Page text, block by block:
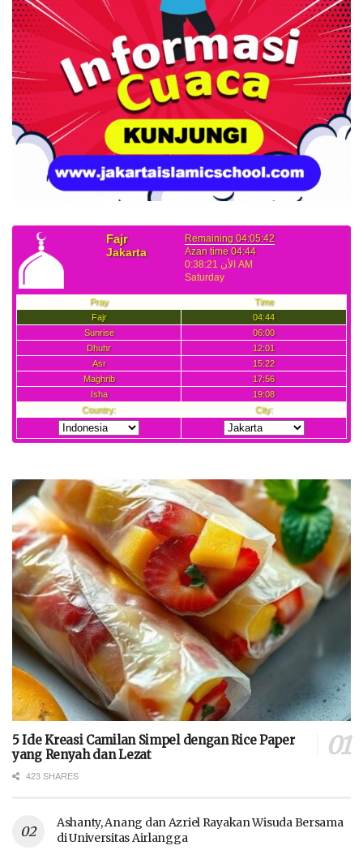
5 Ide Kreasi Camilan Simpel dengan Rice Paper
yang Renyah dan Lezat
423 SHARES
Ashanty, Anang dan Azriel Rayakan Wisuda Bersama
di Universitas Airlangga